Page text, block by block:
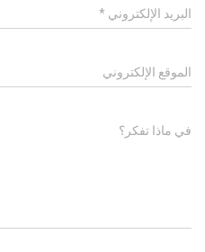
البريد الإلكتروني *
الموقع الإلكتروني
في ماذا تفكر؟